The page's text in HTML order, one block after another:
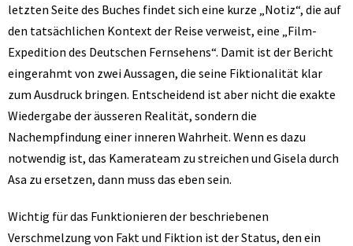
letzten Seite des Buches findet sich eine kurze „Notiz“, die auf
den tatsächlichen Kontext der Reise verweist, eine „Film-
Expedition des Deutschen Fernsehens“. Damit ist der Bericht
eingerahmt von zwei Aussagen, die seine Fiktionalität klar
zum Ausdruck bringen. Entscheidend ist aber nicht die exakte
Wiedergabe der äusseren Realität, sondern die
Nachempfindung einer inneren Wahrheit. Wenn es dazu
notwendig ist, das Kamerateam zu streichen und Gisela durch
Asa zu ersetzen, dann muss das eben sein.
Wichtig für das Funktionieren der beschriebenen
Verschmelzung von Fakt und Fiktion ist der Status, den ein